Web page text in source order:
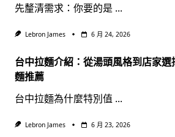
先釐清需求：你要的是 ...
Lebron James 6 月 24, 2026
台中拉麵介紹：從湯頭風格到店家
麵推薦
台中拉麵為什麼特別值 ...
Lebron James 6 月 23, 2026